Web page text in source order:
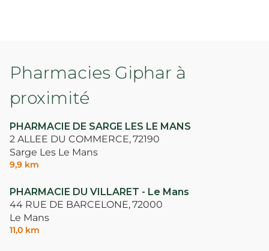
Pharmacies Giphar à
proximité
PHARMACIE DE SARGE LES LE MANS
2 ALLEE DU COMMERCE,72190
Sarge Les Le Mans
9,9 km
PHARMACIE DU VILLARET - Le Mans
44 RUE DE BARCELONE,72000
Le Mans
11,0 km